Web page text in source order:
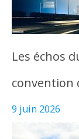
Les échos
convention
9 juin 2026